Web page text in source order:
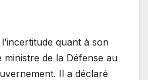
quant à son
ministre de la Défense au
Il a déclaré